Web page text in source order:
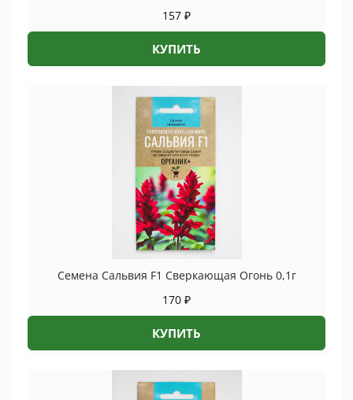
157 ₽
КУПИТЬ
Семена Сальвия F1 Сверкающая Огонь 0,1г
170 ₽
КУПИТЬ